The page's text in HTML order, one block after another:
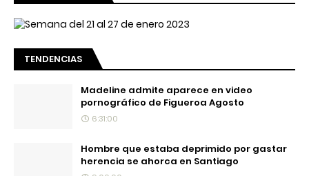
TENDENCIAS
Madeline admite aparece en video
pornográfico de Figueroa Agosto
6:31:00
Hombre que estaba deprimido por gastar
herencia se ahorca en Santiago